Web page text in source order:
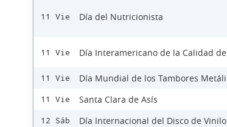
11 Vie Día del Nutricionista
11 Vie Día Interamericano de la Calidad
11 Vie Día Mundial de los Tambores
11 Vie Santa Clara de Asís
12 Sáb Día Internacional del Disco de Vinilo